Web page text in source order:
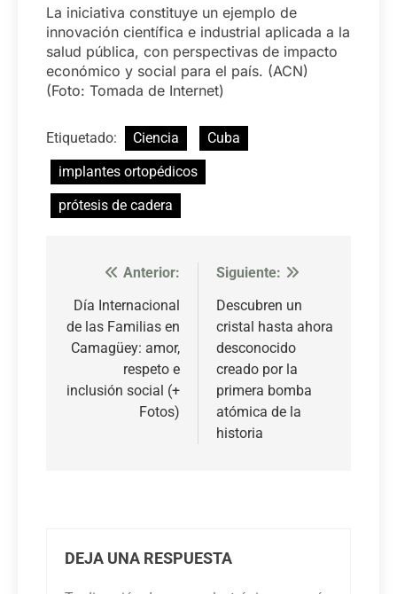
La iniciativa constituye un ejemplo de
innovación científica e industrial aplicada a la
salud pública, con perspectivas de impacto
económico y social para el país. (ACN)
(Foto: Tomada de Internet)
Etiquetado: Ciencia
Cuba
implantes ortopédicos
prótesis de cadera
Navegación
de
entradas
Anterior:
Día Internacional
de las Familias en
Camagüey: amor,
respeto e
inclusión social (+
Fotos)
Siguiente:
Descubren un
cristal hasta ahora
desconocido
creado por la
primera bomba
atómica de la
historia
DEJA UNA RESPUESTA